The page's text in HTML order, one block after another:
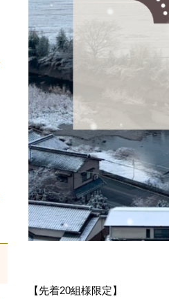
【先着20組様限定】